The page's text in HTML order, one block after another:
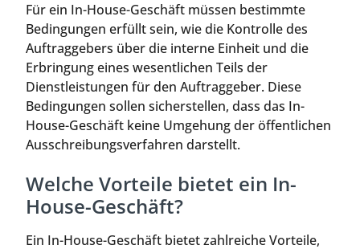
Für ein In-House-Geschäft müssen bestimmte
Bedingungen erfüllt sein, wie die Kontrolle des
Auftraggebers über die interne Einheit und die
Erbringung eines wesentlichen Teils der
Dienstleistungen für den Auftraggeber. Diese
Bedingungen sollen sicherstellen, dass das In-
House-Geschäft keine Umgehung der öffentlichen
Ausschreibungsverfahren darstellt.
Welche Vorteile bietet ein In-
House-Geschäft?
Ein In-House-Geschäft bietet zahlreiche Vorteile,